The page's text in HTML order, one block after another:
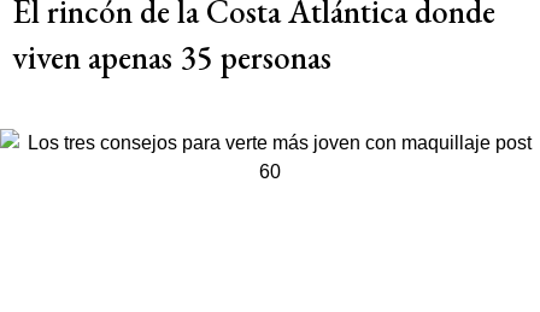
El rincón de la Costa Atlántica donde
viven apenas 35 personas